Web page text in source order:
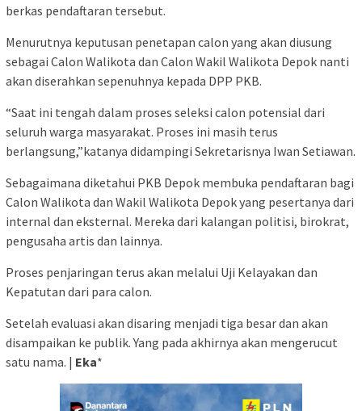
berkas pendaftaran tersebut.
Menurutnya keputusan penetapan calon yang akan diusung
sebagai Calon Walikota dan Calon Wakil Walikota Depok nanti
akan diserahkan sepenuhnya kepada DPP PKB.
“Saat ini tengah dalam proses seleksi calon potensial dari
seluruh warga masyarakat. Proses ini masih terus
berlangsung,”katanya didampingi Sekretarisnya Iwan Setiawan.
Sebagaimana diketahui PKB Depok membuka pendaftaran bagi
Calon Walikota dan Wakil Walikota Depok yang pesertanya dari
internal dan eksternal. Mereka dari kalangan politisi, birokrat,
pengusaha artis dan lainnya.
Proses penjaringan terus akan melalui Uji Kelayakan dan
Kepatutan dari para calon.
Setelah evaluasi akan disaring menjadi tiga besar dan akan
disampaikan ke publik. Yang pada akhirnya akan mengerucut
satu nama. | Eka*